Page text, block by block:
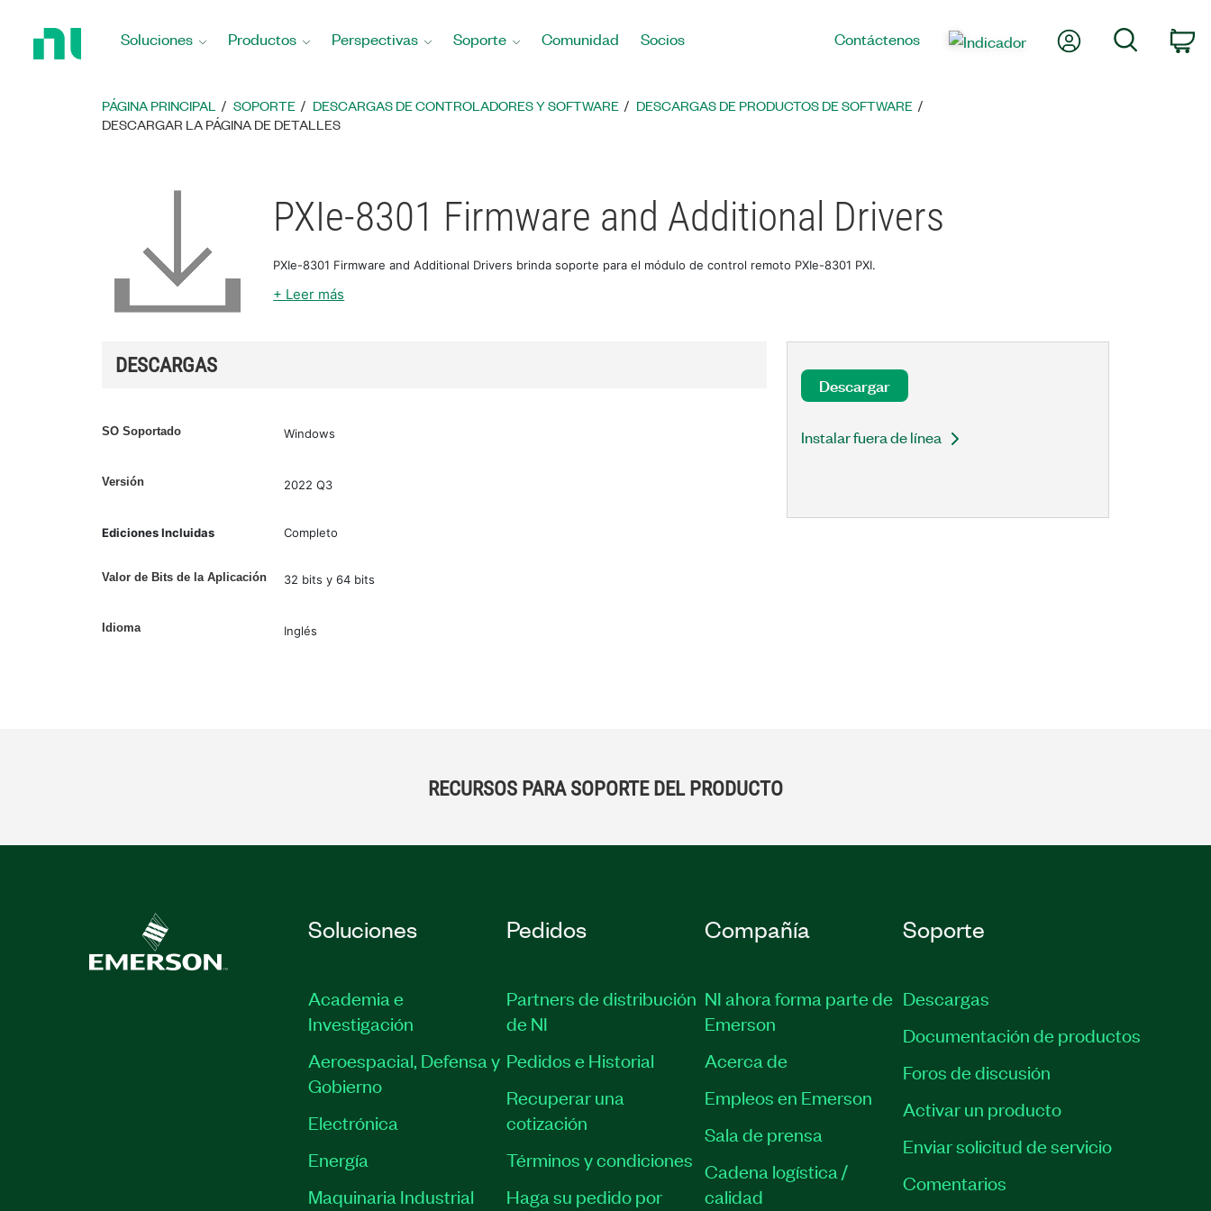
Soluciones Productos Perspectivas Soporte Comunidad Socios Contáctenos Mi cuenta Búsqueda
PÁGINA PRINCIPAL SOPORTE DESCARGAS DE CONTROLADORES Y SOFTWARE
DESCARGAS DE PRODUCTOS DE SOFTWARE
DESCARGAR LA PÁGINA DE DETALLES
PXIe-8301 Firmware and Additional Drivers
PXIe-8301 Firmware and Additional Drivers brinda soporte para el módulo de control remoto PXIe-8301 PXI.
+ Leer más
DESCARGAS
SO Soportado Windows
Versión 2022 Q3
Ediciones Incluidas Completo
Valor de Bits de la Aplicación 32 bits y 64 bits
Idioma Inglés
Descargar
Instalar fuera de línea
RECURSOS PARA SOPORTE DEL PRODUCTO
Soluciones
Academia e
Investigación
Aeroespacial, Defensa y
Gobierno
Electrónica
Energía
Maquinaria Industrial
Pedidos
Partners de distribución
de NI
Pedidos e Historial
Recuperar una
cotización
Términos y condiciones
Haga su pedido por
Compañía
NI ahora forma parte de
Emerson
Acerca de
Empleos en Emerson
Sala de prensa
Cadena logística /
calidad
Soporte
Descargas
Documentación de productos
Foros de discusión
Activar un producto
Enviar solicitud de servicio
Comentarios